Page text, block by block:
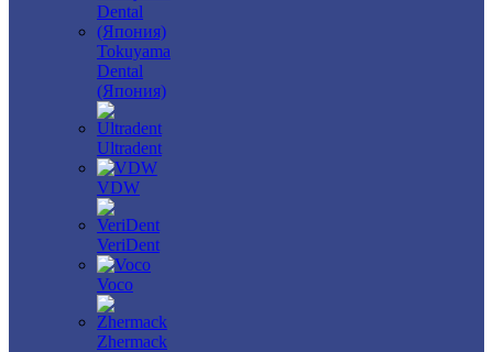
Tokuyama
Dental
(Япония)
Ultradent
VDW
VeriDent
Voco
Zhermack